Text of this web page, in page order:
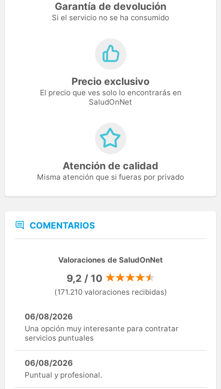
Garantía de devolución
Si el servicio no se ha consumido
Precio exclusivo
El precio que ves solo lo encontrarás en
SaludOnNet
Atención de calidad
Misma atención que si fueras por privado
COMENTARIOS
Valoraciones de SaludOnNet
9,2 / 10
(171.210 valoraciones recibidas)
06/08/2026
Una opción muy interesante para contratar
servicios puntuales
06/08/2026
Puntual y profesional.